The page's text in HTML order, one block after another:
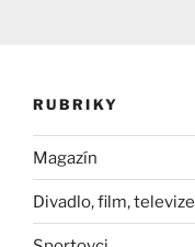
RUBRIKY
Magazín
Divadlo, film, televize